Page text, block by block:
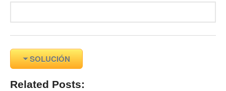
SOLUCIÓN
Related Posts: